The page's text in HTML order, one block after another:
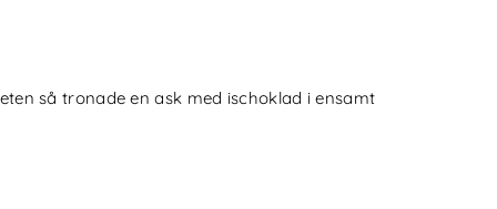
så tronade en ask med ischoklad i ensamt